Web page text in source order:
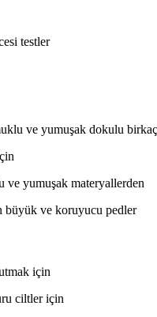
testler
ve yumuşak dokulu
ve yumuşak materyallerden
büyük ve koruyucu pedler
için
ciltler için